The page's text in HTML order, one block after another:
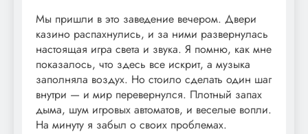
Мы пришли в это заведение вечером. Двери
казино распахнулись, и за ними развернулась
настоящая игра света и звука. Я помню, как мне
показалось, что здесь все искрит, а музыка
заполняла воздух. Но стоило сделать один шаг
внутри — и мир перевернулся. Плотный запах
дыма, шум игровых автоматов, и веселые вопли.
На минуту я забыл о своих проблемах.